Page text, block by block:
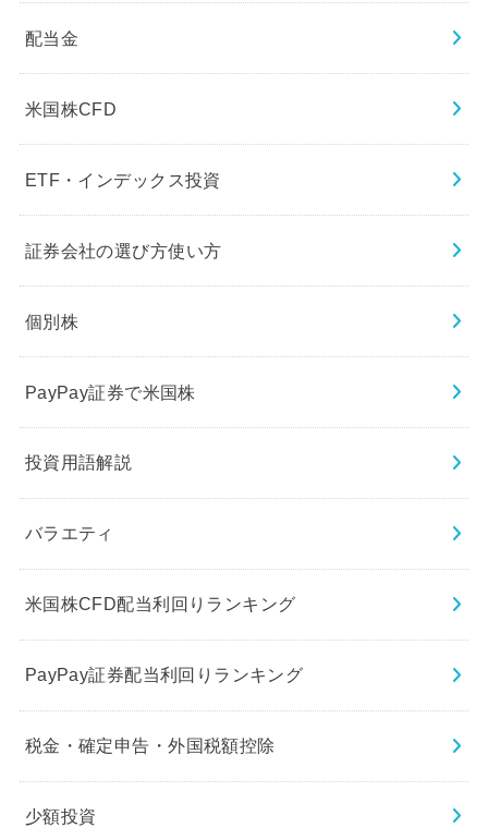
配当金
米国株CFD
ETF・インデックス投資
証券会社の選び方使い方
個別株
PayPay証券で米国株
投資用語解説
バラエティ
米国株CFD配当利回りランキング
PayPay証券配当利回りランキング
税金・確定申告・外国税額控除
少額投資